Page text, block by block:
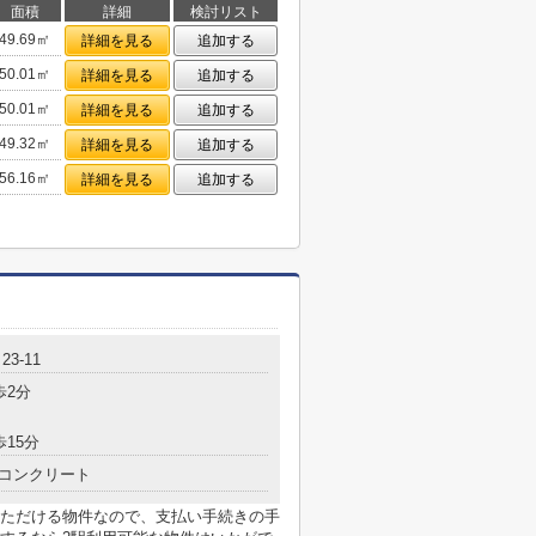
面積 詳細
検討リスト
49.69㎡
詳細を見る
追加する
50.01㎡
詳細を見る
追加する
50.01㎡
詳細を見る
追加する
49.32㎡
詳細を見る
追加する
56.16㎡
詳細を見る 追加する
11
2分
15分
ンクリート
だける物件なので、支払い手続きの手